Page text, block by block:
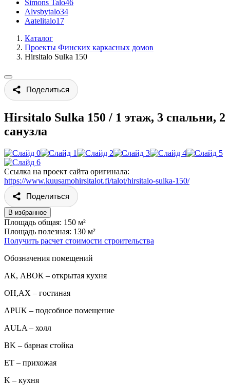
Simons Talo46
Alvsbytalo34
Aatelitalo17
Каталог
Проекты Финских каркасных домов
Hirsitalo Sulka 150
Поделиться
Hirsitalo Sulka 150 / 1 этаж, 3 спальни, 2
санузла
Ссылка на проект сайта оригинала:
https://www.kuusamohirsitalot.fi/talot/hirsitalo-sulka-150/
Поделиться
В избранное
Площадь общая: 150 м²
Площадь полезная: 130 м²
Получить расчет стоимости строительства
Обозначения помещений
АК, АВОК – открытая кухня
ОН,AX – гостиная
APUK – подсобное помещение
AULA – холл
BK – барная стойка
ET – прихожая
K – кухня